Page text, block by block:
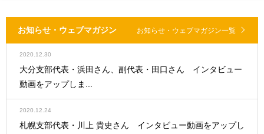
お知らせ・ウェブマガジン お知らせ・ウェブマガジン一覧
2020.12.30
大分支部代表・浜田さん、副代表・田口さん インタビュー
動画をアップしま...
2020.12.24
札幌支部代表・川上 貴史さん インタビュー動画をアップし